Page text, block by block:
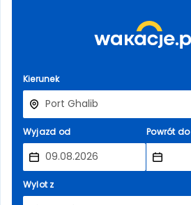
Kierunek
Wyjazd od Powrót do
Wylot z